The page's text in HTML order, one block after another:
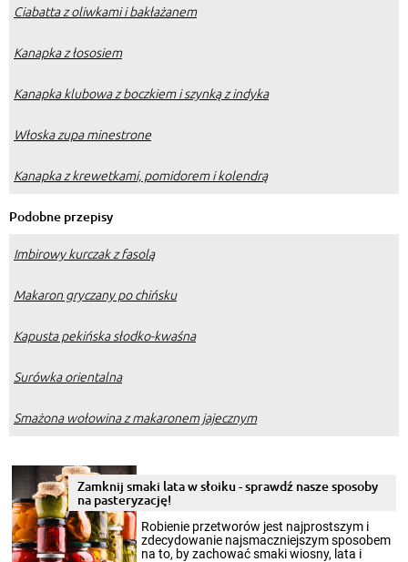
Ciabatta z oliwkami i bakłażanem
Kanapka z łososiem
Kanapka klubowa z boczkiem i szynką z indyka
Włoska zupa minestrone
Kanapka z krewetkami, pomidorem i kolendrą
Podobne przepisy
Imbirowy kurczak z fasolą
Makaron gryczany po chińsku
Kapusta pekińska słodko-kwaśna
Surówka orientalna
Smażona wołowina z makaronem jajecznym
Zamknij smaki lata w słoiku - sprawdź nasze sposoby
na pasteryzację!
Robienie przetworów jest najprostszym i
zdecydowanie najsmaczniejszym sposobem
na to, by zachować smaki wiosny, lata i